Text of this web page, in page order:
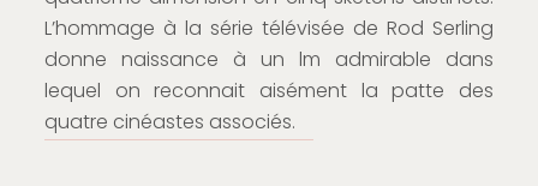
L’hommage à la série télévisée de Rod Serling
donne naissance à un lm admirable dans
lequel on reconnait aisément la patte des
quatre cinéastes associés.